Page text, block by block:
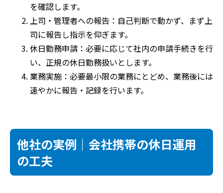
を確認します。
上司・管理者への報告：自己判断で動かず、まず上
司に報告し指示を仰ぎます。
休日勤務申請：必要に応じて社内の申請手続きを行
い、正規の休日勤務扱いとします。
業務実施：必要最小限の業務にとどめ、業務後には
速やかに報告・記録を行います。
他社の実例｜会社携帯の休日運用
の工夫